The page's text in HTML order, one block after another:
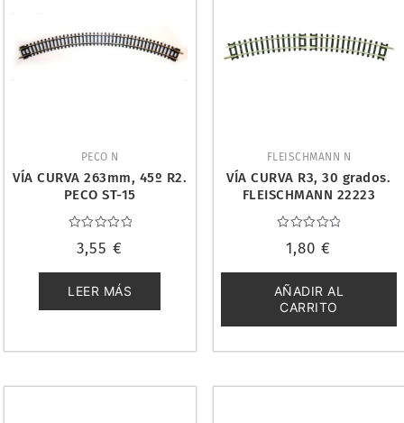
PECO N
VÍA CURVA 263mm, 45º R2.
PECO ST-15
con
de
5
3,55€
LEER MÁS
FLEISCHMANN N
VÍA CURVA R3, 30 grados.
FLEISCHMANN 22223
con
de
5
1,80€
AÑADIR AL
CARRITO